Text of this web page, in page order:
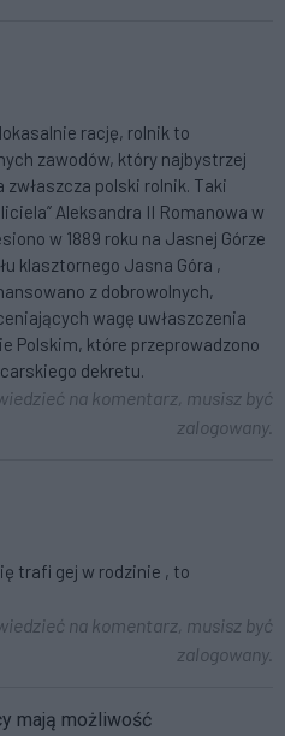
rację, rolnik to
zawodów, który najbystrzej
zwłaszcza polski rolnik. Taki
Aleksandra II Romanowa w
w 1889 roku na Jasnej Górze
klasztornego Jasna Góra ,
z dobrowolnych,
wagę uwłaszczenia
Polskim, które przeprowadzono
dekretu.
na komentarz, musisz być
zalogowany.
trafi gej w rodzinie , to
na komentarz, musisz być
zalogowany.
mają możliwość